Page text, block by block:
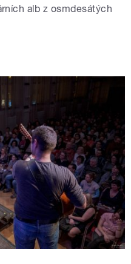
alb z osmdesátých